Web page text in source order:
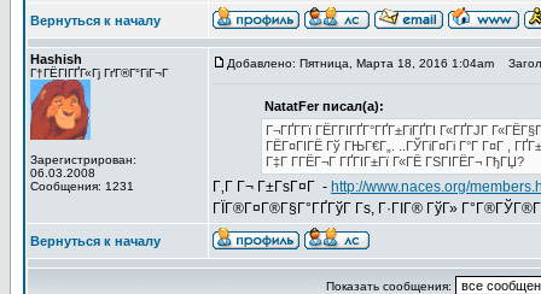
Вернуться к началу
Hashish
Г†ГЁГІГҐГ«Гј ГґГ®Г°ГіГ¬Г
Зарегистрирован:
06.03.2008
Сообщения: 1231
Добавлено: Пятница, Марта 18, 2016 1:04am
NatatFer писал(а):
Г¬ГҐГ­Гї ГЁГ­ГІГҐГ°ГҐГ±ГіГҐГІ Г«ГҐГЈГ
ГЁГ¤ГІГЁ Гў ГЊГ€Г„. ..ГЎГіГ¤Гі Г°Г Г¤Г ,
Г‡Г Г­ГЁГ¬Г ГҐГІГ±Гї Г«ГЁ ГЅГІГЁГ¬ ГђГЏ?
Г‚Г Г¬ Г±ГѕГ¤Г - http://www.naces.org/
ГЇГ®Г¤Г®Г§Г°ГҐГўГ Гѕ, Г·ГІГ® ГўГ»
Вернуться к началу
Показать сообщения: